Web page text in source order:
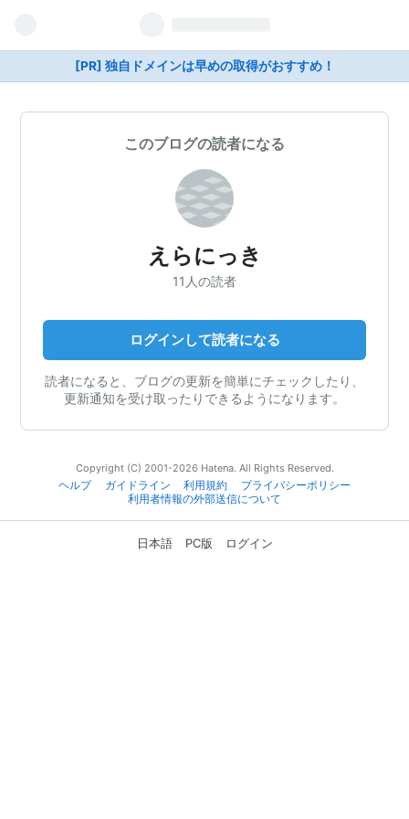
[PR] 独自ドメインは早めの取得がおすすめ！
このブログの読者になる
えらにっき
11人の読者
ログインして読者になる
読者になると、ブログの更新を簡単にチェックしたり、
更新通知を受け取ったりできるようになります。
Copyright (C) 2001-2026 Hatena. All Rights Reserved.
ヘルプ
ガイドライン 利用規約
プライバシーポリシー
利用者情報の外部送信について
日本語 PC版 ログイン